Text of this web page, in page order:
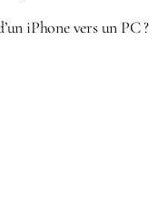
iPhone vers un PC ?